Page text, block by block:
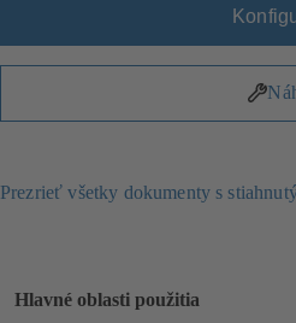
Prezrieť všetky dokumenty s
Hlavné oblasti použitia